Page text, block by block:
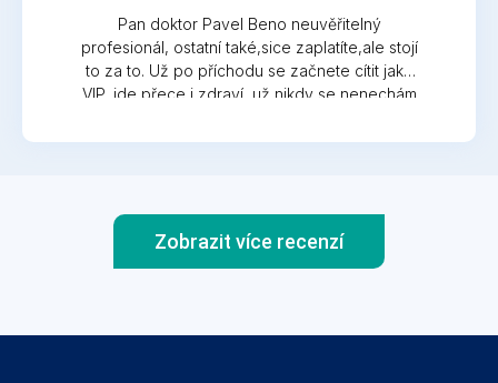
Pan doktor Pavel Beno neuvěřitelný
profesionál, ostatní také,sice zaplatíte,ale stojí
to za to. Už po příchodu se začnete cítit jako
VIP, jde přece i zdraví, už nikdy se nenechám
primář je kapacita,všem doporučuji a
obtezovali.
Zobrazit více recenzí